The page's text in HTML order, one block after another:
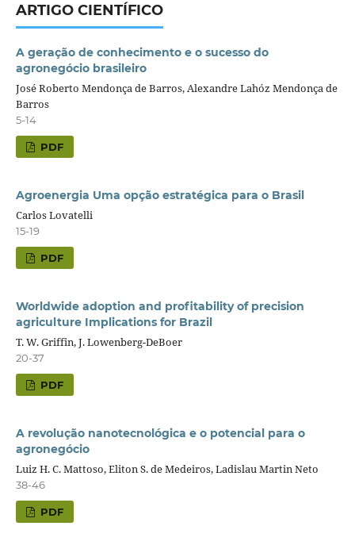
ARTIGO CIENTÍFICO
A geração de conhecimento e o sucesso do
agronegócio brasileiro
José Roberto Mendonça de Barros, Alexandre Lahóz Mendonça de
Barros
5-14
PDF
Agroenergia Uma opção estratégica para o Brasil
Carlos Lovatelli
15-19
PDF
Worldwide adoption and profitability of precision
agriculture Implications for Brazil
T. W. Griffin, J. Lowenberg-DeBoer
20-37
PDF
A revolução nanotecnológica e o potencial para o
agronegócio
Luiz H. C. Mattoso, Eliton S. de Medeiros, Ladislau Martin Neto
38-46
PDF